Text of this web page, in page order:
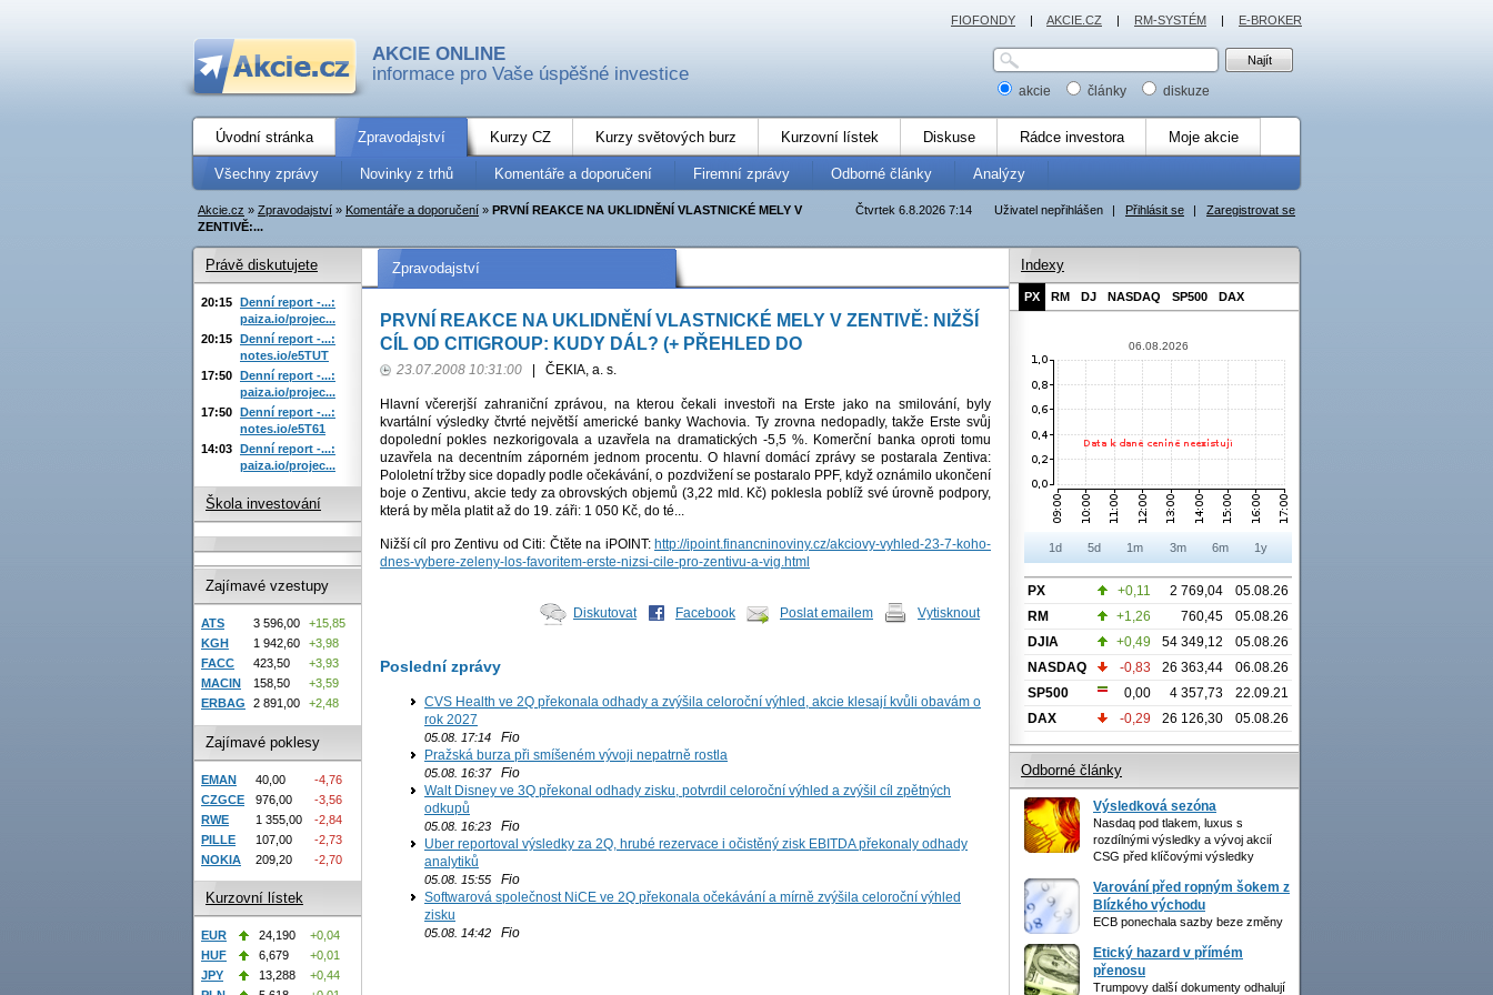
AKCIE ONLINE
informace pro Vaše úspěšné investice
akcie články diskuze
Úvodní stránka Zpravodajství Kurzy CZ Kurzy světových burz Kurzovní lístek Diskuse Rádce investora Moje akcie
Všechny zprávy Novinky z trhů Komentáře a doporučení Firemní zprávy Odborné články Analýzy
Uživatel nepřihlášen | Přihlásit se | Zaregistrovat se
Čtvrtek 6.8.2026 7:14
Akcie.cz » Zpravodajství » Komentáře a doporučení » PRVNÍ REAKCE NA UKLIDNĚNÍ VLASTNICKÉ MELY V
ZENTIVĚ:...
Zpravodajství
PRVNÍ REAKCE NA UKLIDNĚNÍ VLASTNICKÉ MELY V ZENTIVĚ: NIŽŠÍ
CÍL OD CITIGROUP: KUDY DÁL? (+ PŘEHLED DO
23.07.2008 10:31:00 ČEKIA, a. s.
Hlavní včererjší zahraniční zprávou, na kterou čekali investoři na Erste jako na smilování, byly
kvartální výsledky čtvrté největší americké banky Wachovia. Ty zrovna nedopadly, takže Erste svůj
dopolední pokles nezkorigovala a uzavřela na dramatických -5,5 %. Komerční banka oproti tomu
uzavřela na decentním záporném jednom procentu. O hlavní domácí zprávy se postarala Zentiva:
Pololetní tržby sice dopadly podle očekávání, o pozdvižení se postaralo PPF, když oznámilo ukončení
boje o Zentivu, akcie tedy za obrovských objemů (3,22 mld. Kč) poklesla poblíž své úrovně podpory,
která by měla platit až do 19. záři: 1 050 Kč, do té...
Nižší cíl pro Zentivu od Citi: Čtěte na iPOINT: http://ipoint.financninoviny.cz/akciovy-vyhled-23-7-koho-
dnes-vybere-zeleny-los-favoritem-erste-nizsi-cile-pro-zentivu-a-vig.html
Diskutovat Facebook Poslat emailem Vytisknout
Poslední zprávy
CVS Health ve 2Q překonala odhady a zvýšila celoroční výhled, akcie klesají kvůli obavám o
rok 2027
05.08. 17:14 Fio
Pražská burza při smíšeném vývoji nepatrně rostla
05.08. 16:37Fio
Walt Disney ve 3Q překonal odhady zisku, potvrdil celoroční výhled a zvýšil cíl zpětných
odkupů
05.08. 16:23 Fio
Uber reportoval výsledky za 2Q, hrubé rezervace i očistěný zisk EBITDA překonaly odhady
analytiků
05.08. 15:55 Fio
Softwarová společnost NiCE ve 2Q překonala očekávání a mírně zvýšila celoroční výhled
zisku
05.08. 14:42 Fio
Právě diskutujete
20:15 Denní report -...:
paiza.io/projec...
20:15 Denní report -...:
notes.io/e5TUT
17:50 Denní report -...:
paiza.io/projec...
17:50 Denní report -...:
notes.io/e5T61
14:03 Denní report -...:
paiza.io/projec...
Škola investování
Zajímavé vzestupy
ATS 3 596,00
+15,85
KGH
1 942,60
+3,98
FACC
423,50
+3,93
MACIN
158,50
+3,59
ERBAG
2 891,00 +2,48
Zajímavé poklesy
EMAN 40,00
-4,76
CZGCE
976,00
-3,56
RWE
1 355,00
-2,84
PILLE
107,00
-2,73
NOKIA
209,20 -2,70
Kurzovní lístek
EUR 24,190
+0,04
HUF
6,679
+0,01
JPY
13,288
+0,44
Indexy
PX RM DJ NASDAQ SP500 DAX
06.08.2026
1d 5d 1m 3m 6m 1y
PX +0,11 2 769,04
05.08.26
RM
+1,26 760,45
05.08.26
DJIA
+0,49 54 349,12
05.08.26
NASDAQ
-0,83 26 363,44
06.08.26
SP500
0,00 4 357,73
22.09.21
DAX
-0,29 26 126,30 05.08.26
Odborné články
Výsledková sezóna
Nasdaq pod tlakem, luxus s
rozdílnými výsledky a vývoj akcií
CSG před klíčovými výsledky
Varování před ropným šokem z
Blízkého východu
ECB ponechala sazby beze změny
Etický hazard v přímém
přenosu
Trumpovy další dokumenty odhalují
FIOFONDY | AKCIE.CZ | RM-SYSTÉM | E-BROKER